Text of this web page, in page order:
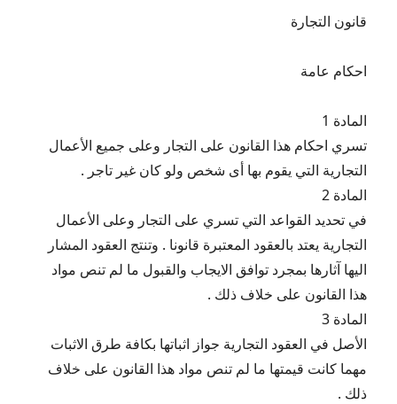
قانون التجارة
احكام عامة
المادة 1
تسري احكام هذا القانون على التجار وعلى جميع الأعمال
التجارية التي يقوم بها أى شخص ولو كان غير تاجر .
المادة 2
في تحديد القواعد التي تسري على التجار وعلى الأعمال
التجارية يعتد بالعقود المعتبرة قانونا . وتنتج العقود المشار
اليها آثارها بمجرد توافق الايجاب والقبول ما لم تنص مواد
هذا القانون على خلاف ذلك .
المادة 3
الأصل في العقود التجارية جواز اثباتها بكافة طرق الاثبات
مهما كانت قيمتها ما لم تنص مواد هذا القانون على خلاف
ذلك .